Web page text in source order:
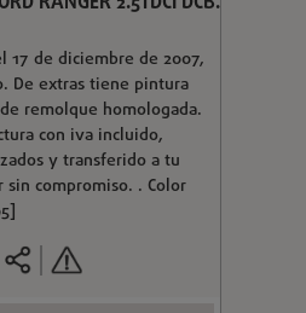
17 de diciembre de 2007,
De extras tiene pintura
remolque homologada.
con iva incluido,
y transferido a tu
compromiso. . Color